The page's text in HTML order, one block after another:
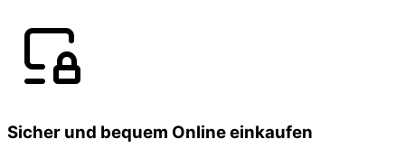
Sicher und bequem Online einkaufen